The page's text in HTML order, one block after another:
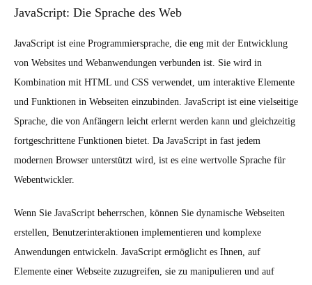
JavaScript: Die Sprache des Web
JavaScript ist eine Programmiersprache, die eng mit der Entwicklung
von Websites und Webanwendungen verbunden ist. Sie wird in
Kombination mit HTML und CSS verwendet, um interaktive Elemente
und Funktionen in Webseiten einzubinden. JavaScript ist eine vielseitige
Sprache, die von Anfängern leicht erlernt werden kann und gleichzeitig
fortgeschrittene Funktionen bietet. Da JavaScript in fast jedem
modernen Browser unterstützt wird, ist es eine wertvolle Sprache für
Webentwickler.
Wenn Sie JavaScript beherrschen, können Sie dynamische Webseiten
erstellen, Benutzerinteraktionen implementieren und komplexe
Anwendungen entwickeln. JavaScript ermöglicht es Ihnen, auf
Elemente einer Webseite zuzugreifen, sie zu manipulieren und auf